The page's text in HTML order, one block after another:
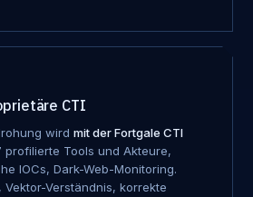
CTI
wird mit der Fortgale CTI
profilierte Tools und Akteure,
IOCs, Dark-Web-Monitoring.
Verständnis, korrekte